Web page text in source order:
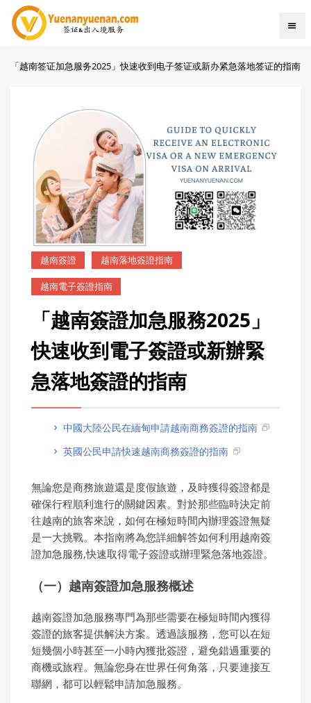
「越南签证加急服务2025」快速收到电子签证或新办紧急落地签证的指南
越南簽證 越南落地簽證指南
越南電子簽證指南
「越南簽證加急服務2025」
快速收到電子簽證或新辦緊
急落地簽證的指南
中國大陸公民在緬甸申請越南商務簽證的指南
英國公民申請快速越南商務簽證的指南
無論您是商務旅遊還是度假旅遊，及時獲得簽證都是
確保行程順利進行的關鍵因素。對於那些臨時決定前
往越南的旅客來說，如何在極短時間內辦理簽證無疑
是一大挑戰。本指南將為您詳細解答如何利用越南簽
證加急服務,快速取得電子簽證或辦理緊急落地簽證。
（一）越南簽證加急服務概述
越南簽證加急服務專門為那些需要在極短時間內獲得
簽證的旅客提供解決方案。透過該服務，您可以在短
短幾個小時甚至一小時內獲批簽證，避免錯過重要的
商機或旅程。無論您身在世界任何角落，只要連接互
聯網，都可以輕鬆申請加急服務。